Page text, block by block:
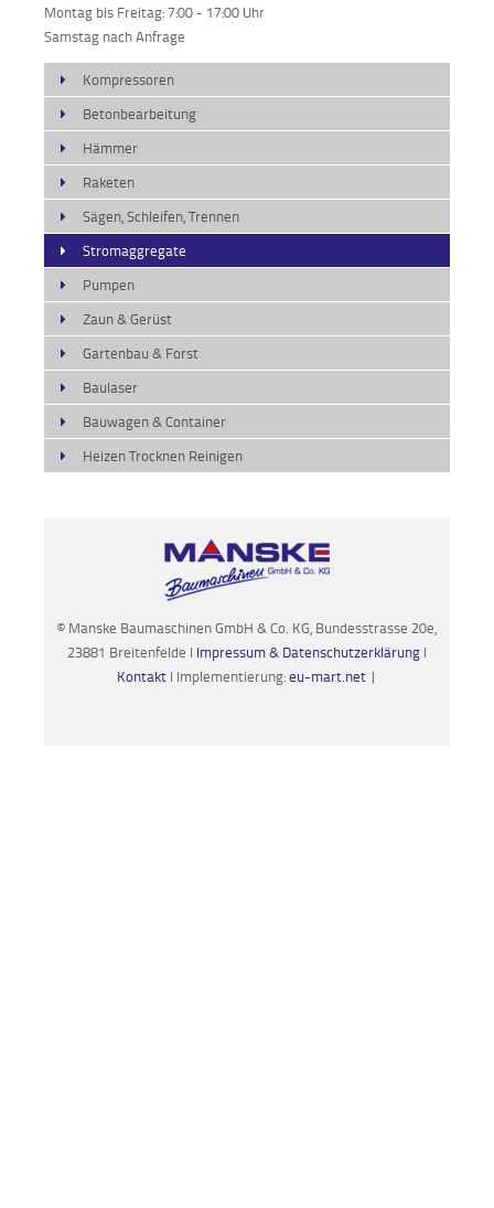
Montag bis Freitag: 7:00 - 17:00 Uhr
Samstag nach Anfrage
Kompressoren
Betonbearbeitung
Hämmer
Raketen
Sägen, Schleifen, Trennen
Stromaggregate
Pumpen
Zaun & Gerüst
Gartenbau & Forst
Baulaser
Bauwagen & Container
Heizen Trocknen Reinigen
© Manske Baumaschinen GmbH & Co. KG, Bundesstrasse 20e,
23881 Breitenfelde I Impressum & Datenschutzerklärung I
Kontakt I Implementierung:eu-mart.net |